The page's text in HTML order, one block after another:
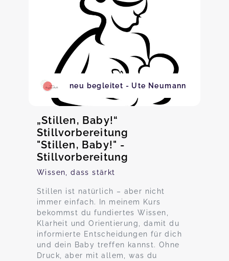
neu begleitet - Ute Neumann
„Stillen, Baby!“
Stillvorbereitung
"Stillen, Baby!" -
Stillvorbereitung
Wissen, dass stärkt
Stillen ist natürlich – aber nicht
immer einfach. In meinem Kurs
bekommst du fundiertes Wissen,
Klarheit und Orientierung, damit du
informierte Entscheidungen für dich
und dein Baby treffen kannst. Ohne
Druck, aber mit allem, was du